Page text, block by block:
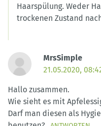
Haarspülung. Weder
trockenen Zustand
MrsSimple
21.05.2020,
Hallo zusammen.
Wie sieht es mit
Darf man diesen als